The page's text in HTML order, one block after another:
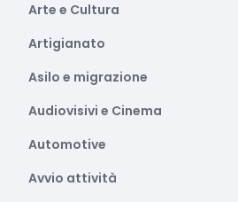
Arte e Cultura
Artigianato
Asilo e migrazione
Audiovisivi e Cinema
Automotive
Avvio attività